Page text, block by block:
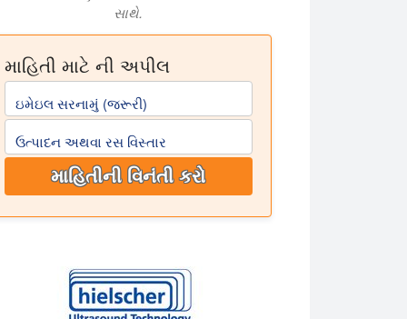
સાથે.
માહિતી માટે ની અપીલ
ઇમેઇલ સરનામું (જરૂરી)
ઉત્પાદન અથવા રસ વિસ્તાર
માહિતીની વિનંતી કરો